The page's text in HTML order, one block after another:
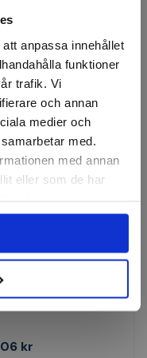
anpassa innehållet
funktioner
trafik. Vi
och annan
medier och
med.
med annan
eller som de har
kr
Finns i lager
Köp
härdad 54
225mm - vänster
kr